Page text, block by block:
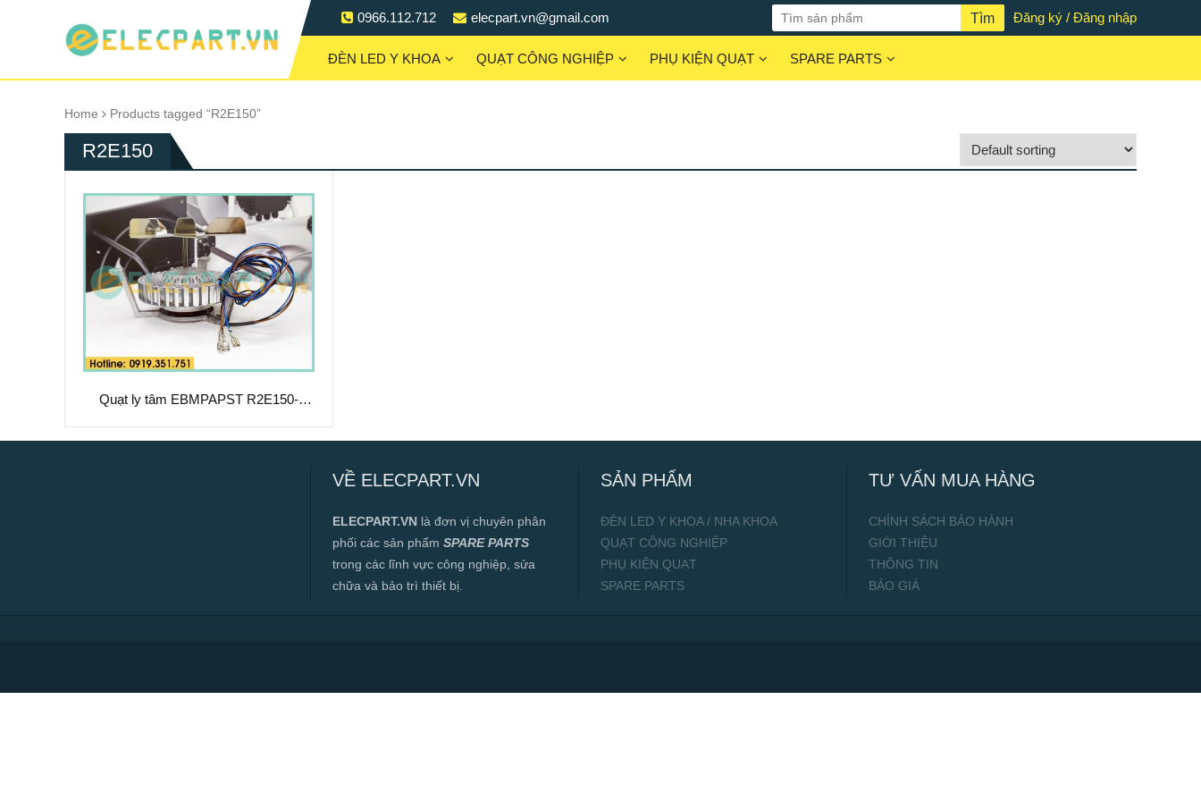
0966.112.712 elecpart.vn@gmail.com Đăng ký / Đăng nhập
ĐÈN LED Y KHOA QUẠT CÔNG NGHIỆP PHỤ KIỆN QUẠT SPARE PARTS
Home Products tagged “R2E150”
R2E150
Quạt ly tâm EBMPAPST R2E150-
VỀ ELECPART.VN
ELECPART.VN là đơn vị chuyên phân
phối các sản phẩm SPARE PARTS
trong các lĩnh vực công nghiệp, sửa
chữa và bảo trì thiết bị.
SẢN PHẨM
ĐÈN LED Y KHOA / NHA KHOA
QUẠT CÔNG NGHIỆP
PHỤ KIỆN QUẠT
SPARE PARTS
TƯ VẤN MUA HÀNG
CHÍNH SÁCH BẢO HÀNH
GIỚI THIỆU
THÔNG TIN
BÁO GIÁ